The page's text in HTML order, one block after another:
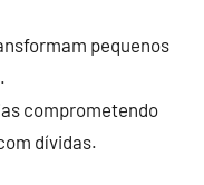
pequenos
comprometendo
dívidas.